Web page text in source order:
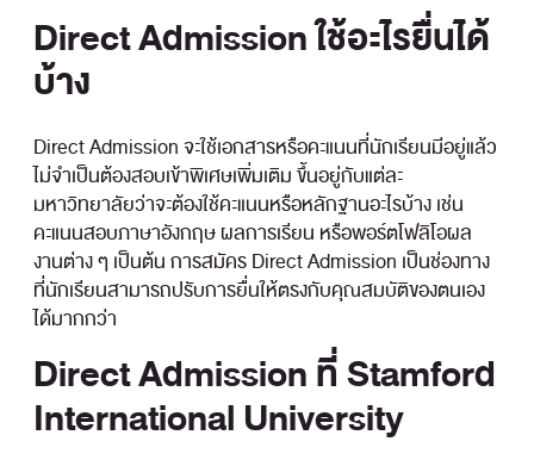
Direct Admission ใช้อะไรยื่นได้
บ้าง
Direct Admission จะใช้เอกสารหรือคะแนนที่นักเรียนมีอยู่แล้ว
ไม่จำเป็นต้องสอบเข้าพิเศษเพิ่มเติม ขึ้นอยู่กับแต่ละ
มหาวิทยาลัยว่าจะต้องใช้คะแนนหรือหลักฐานอะไรบ้าง เช่น
คะแนนสอบภาษาอังกฤษ ผลการเรียน หรือพอร์ตโฟลิโอผล
งานต่าง ๆ เป็นต้น การสมัคร Direct Admission เป็นช่องทาง
ที่นักเรียนสามารถปรับการยื่นให้ตรงกับคุณสมบัติของตนเอง
ได้มากกว่า
Direct Admission ที่ Stamford
International University